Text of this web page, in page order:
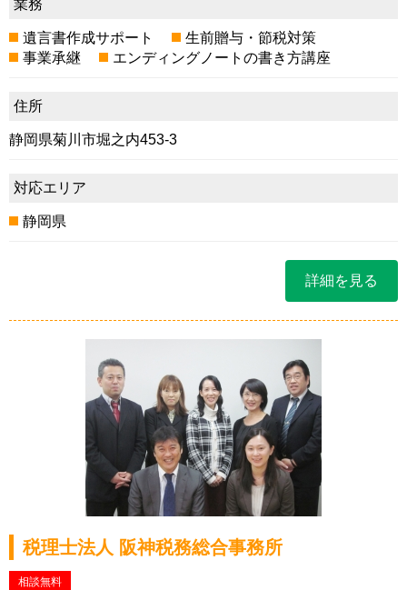
業務
遺言書作成サポート
生前贈与・節税対策
事業承継
エンディングノートの書き方講座
住所
静岡県菊川市堀之内453-3
対応エリア
静岡県
詳細を見る
税理士法人 阪神税務総合事務所
相談無料